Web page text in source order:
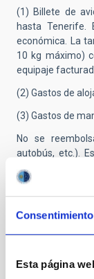
Consentimiento
Esta página
(1) Billete de
hasta
económica. La
10 kg máximo)
equipaje
(2) Gastos de
(3) Gastos de
No se
autobús, etc.).
dineraria, y al
Impuesto de
correspondiente.
No podrán ser
que, habiéndose
contrato en el